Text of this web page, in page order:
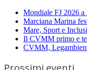
Mondiale FJ 2026
Marciana Marina
Mare, Sport e
Il CVMM primo e
CVMM,